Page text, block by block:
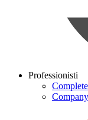
Professionisti